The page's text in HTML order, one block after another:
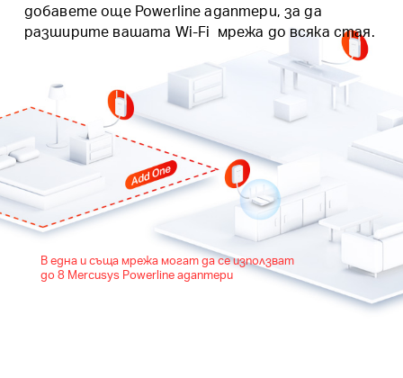
добавете още Powerline адаптери, за да
разширите вашата Wi-Fi мрежа до всяка стая.
В една и съща мрежа могат да се използват
до 8 Mercusys Powerline адаптери